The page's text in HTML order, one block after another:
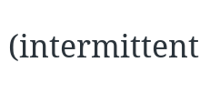
(intermittent